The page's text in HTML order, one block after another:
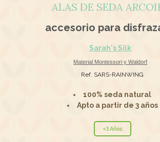
ALAS DE SEDA
accesorio para
Sarah's Silk
Material Montessori y Waldorf
Ref. SARS-RAINWING
100% seda natural
Apto a partir de 3 años
+3 Años